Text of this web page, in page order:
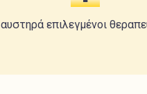
αυστηρά επιλεγμένοι